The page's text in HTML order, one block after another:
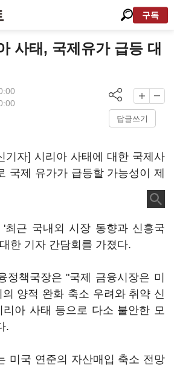
구독
사태, 국제유가 급등 대
답글쓰기
기자] 시리아 사태에 대한 국제사
국제 유가가 급등할 가능성이 제
최근 국내외 시장 동향과 신흥국
한 기자 간담회를 가졌다.
정책국장은 "국제 금융시장은 미
양적 완화 축소 우려와 취약 신
아 사태 등으로 다소 불안한 모
.
미국 연준의 자산매입 축소 전망